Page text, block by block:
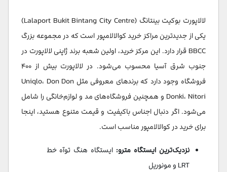
لالاپورت بوکیت بینتانگ (Lalaport Bukit Bintang City Centre)
یکی از جدیدترین مراکز خرید کوالالامپور است که در مجموعه بزرگ
BBCC قرار دارد. این مرکز خرید، اولین شعبه برند ژاپنی لالاپورت در
جنوب شرق آسیا محسوب می‌شود. در لالاپورت بیش از ۴۰۰
فروشگاه وجود دارد که برندهای معروفی مثل Uniqlo، Don Don
Donki، Nitori و همچنین فروشگاه‌های مد و لوازم‌خانگی را شامل
می‌شود. اگر دنبال اجناس باکیفیت و قیمت متنوع هستید، اینجا
برای خرید در کوالالامپور مناسب است.
نزدیک‌ترین ایستگاه مترو: ایستگاه هنگ توآه خط
LRT و مونوریل